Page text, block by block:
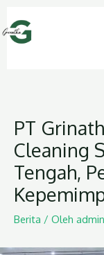
ke
konten
PT
Cleaning
Tengah,
Berita / Oleh admin